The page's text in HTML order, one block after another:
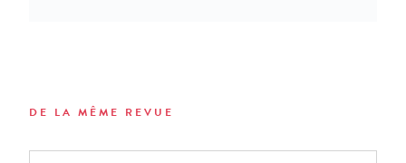
DE LA MÊME REVUE